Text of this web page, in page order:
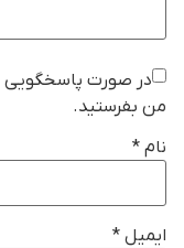
در صورت پاسخگویی
من بفرستید.
نام *
ایمیل *